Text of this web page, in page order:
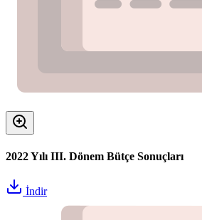
2022 Yılı III. Dönem Bütçe Sonuçları
İndir